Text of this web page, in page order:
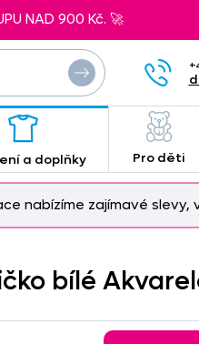
NAD 900 Kč. 🚀
a doplňky Pro děti
nabízíme zajímavé slevy,
bílé